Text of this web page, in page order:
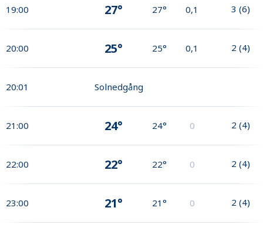
19:00 27° 27° 0,1 3 (6)
20:00 25° 25° 0,1 2 (4)
20:01 Solnedgång
21:00 24° 24° 0 2 (4)
22:00 22° 22° 0 2 (4)
23:00 21° 21° 0 2 (4)